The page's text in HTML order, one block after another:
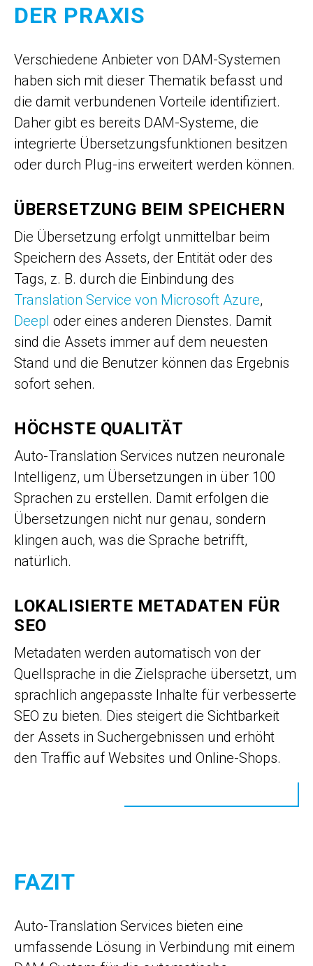
DER PRAXIS
Verschiedene Anbieter von DAM-Systemen
haben sich mit dieser Thematik befasst und
die damit verbundenen Vorteile identifiziert.
Daher gibt es bereits DAM-Systeme, die
integrierte Übersetzungsfunktionen besitzen
oder durch Plug-ins erweitert werden können.
ÜBERSETZUNG BEIM SPEICHERN
Die Übersetzung erfolgt unmittelbar beim
Speichern des Assets, der Entität oder des
Tags, z. B. durch die Einbindung des
Translation Service von Microsoft Azure,
Deepl oder eines anderen Dienstes. Damit
sind die Assets immer auf dem neuesten
Stand und die Benutzer können das Ergebnis
sofort sehen.
HÖCHSTE QUALITÄT
Auto-Translation Services nutzen neuronale
Intelligenz, um Übersetzungen in über 100
Sprachen zu erstellen. Damit erfolgen die
Übersetzungen nicht nur genau, sondern
klingen auch, was die Sprache betrifft,
natürlich.
LOKALISIERTE METADATEN FÜR
SEO
Metadaten werden automatisch von der
Quellsprache in die Zielsprache übersetzt, um
sprachlich angepasste Inhalte für verbesserte
SEO zu bieten. Dies steigert die Sichtbarkeit
der Assets in Suchergebnissen und erhöht
den Traffic auf Websites und Online-Shops.
FAZIT
Auto-Translation Services bieten eine
umfassende Lösung in Verbindung mit einem